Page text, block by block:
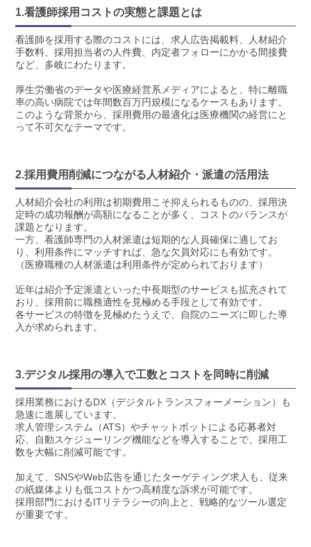
1.看護師採用コストの実態と課題とは
看護師を採用する際のコストには、求人広告掲載料、人材紹介
手数料、採用担当者の人件費、内定者フォローにかかる間接費
など、多岐にわたります。
厚生労働省のデータや医療経営系メディアによると、特に離職
率の高い病院では年間数百万円規模になるケースもあります。
このような背景から、採用費用の最適化は医療機関の経営にと
って不可欠なテーマです。
2.採用費用削減につながる人材紹介・派遣の活用法
人材紹介会社の利用は初期費用こそ抑えられるものの、採用決
定時の成功報酬が高額になることが多く、コストのバランスが
課題となります。
一方、看護師専門の人材派遣は短期的な人員確保に適してお
り、利用条件にマッチすれば、急な欠員対応にも有効です。
（医療職種の人材派遣は利用条件が定められております）
近年は紹介予定派遣といった中長期型のサービスも拡充されて
おり、採用前に職務適性を見極める手段として有効です。
各サービスの特徴を見極めたうえで、自院のニーズに即した導
入が求められます。
3.デジタル採用の導入で工数とコストを同時に削減
採用業務におけるDX（デジタルトランスフォーメーション）も
急速に進展しています。
求人管理システム（ATS）やチャットボットによる応募者対
応、自動スケジューリング機能などを導入することで、採用工
数を大幅に削減可能です。
加えて、SNSやWeb広告を通じたターゲティング求人も、従来
の紙媒体よりも低コストかつ高精度な訴求が可能です。
採用部門におけるITリテラシーの向上と、戦略的なツール選定
が重要です。